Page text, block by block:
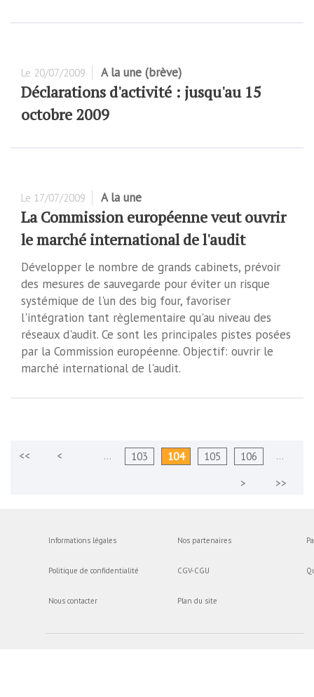
Le 20/07/2009 A la une (brève)
Déclarations d'activité : jusqu'au 15
octobre 2009
Le 17/07/2009 A la une
La Commission européenne veut ouvrir
le marché international de l'audit
Développer le nombre de grands cabinets, prévoir
des mesures de sauvegarde pour éviter un risque
systémique de l'un des big four, favoriser
l'intégration tant règlementaire qu'au niveau des
réseaux d'audit. Ce sont les principales pistes posées
par la Commission européenne. Objectif: ouvrir le
marché international de l'audit.
… 103 104 105 106 …
Informations légales
Politique de confidentialité
Nous contacter
Nos partenaires
CGV-CGU
Plan du site